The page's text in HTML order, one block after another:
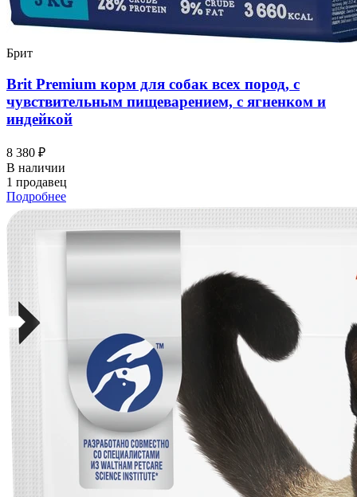
Брит
Brit Premium корм для собак всех пород, с
чувствительным пищеварением, с ягненком и
индейкой
8 380 ₽
В наличии
1 продавец
Подробнее